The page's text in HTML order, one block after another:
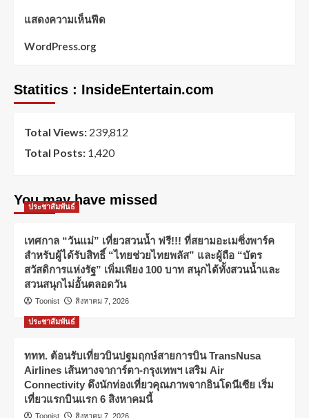
แสดงความเห็นฟีด
WordPress.org
Statitics : InsideEntertain.com
Total Views: 239,812
Total Posts: 1,420
You may have missed
ประชาสัมพันธ์
เทศกาล “วันแม่” เที่ยวสวนน้ำ ฟรี!!! ที่สยามอะเมซิ่งพาร์ค
สำหรับผู้ได้รับสิทธิ์ “ไทยช่วยไทยพลัส” และผู้ถือ “บัตร
สวัสดิการแห่งรัฐ” เพิ่มเพียง 100 บาท สนุกได้ทั้งสวนน้ำและ
สวนสนุกไม่อั้นตลอดวัน
Toonist สิงหาคม 7, 2026
ประชาสัมพันธ์
ททท. ต้อนรับเที่ยวบินปฐมฤกษ์สายการบิน TransNusa
Airlines เส้นทางจาการ์ตา-กรุงเทพฯ เสริม Air
Connectivity ดึงนักท่องเที่ยวคุณภาพจากอินโดนีเซีย เริ่ม
เที่ยวแรกบินแรก 6 สิงหาคมนี้
Toonist สิงหาคม 7, 2026